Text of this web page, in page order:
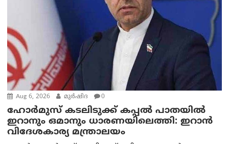
Aug 6, 2026 മുര്‍ഷിദ 0
ഹോർമുസ് കടലിടുക്ക് കപ്പൽ പാതയിൽ
ഇറാനും ഒമാനും ധാരണയിലെത്തി: ഇറാൻ
വിദേശകാര്യ മന്ത്രാലയം